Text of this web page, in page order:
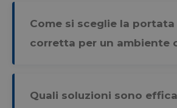
Come si sceglie la portata
corretta per un ambiente
Quali soluzioni sono